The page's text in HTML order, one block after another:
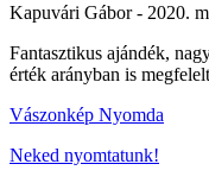
Kapuvári Gábor - 2020.
Fantasztikus ajándék,
érték arányban is
Vászonkép Nyomda
Neked nyomtatunk!